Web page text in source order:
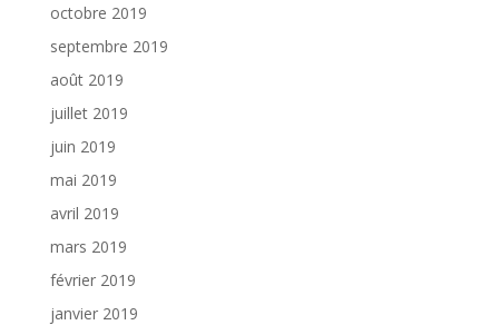
octobre 2019
septembre 2019
août 2019
juillet 2019
juin 2019
mai 2019
avril 2019
mars 2019
février 2019
janvier 2019